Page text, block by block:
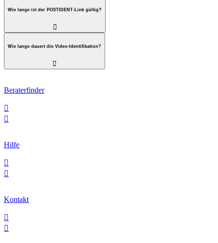
Wie lange ist der POSTIDENT-Link gültig?

Wie lange dauert die Video-Identifikation?

Beraterfinder


Hilfe


Kontakt

